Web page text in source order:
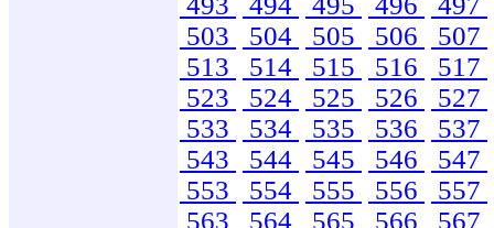
503
504 505 506
507
513
514 515 516
517
523
524 525 526
527
533
534 535 536
537
543
544 545 546
547
553
554 555 556
557
563
564 565 566
567